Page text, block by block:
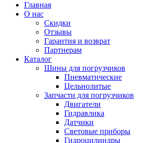
Главная
О нас
Скидки
Отзывы
Гарантия и возврат
Партнерам
Каталог
Шины для погрузчиков
Пневматические
Цельнолитые
Запчасти для погрузчиков
Двигатели
Гидравлика
Датчики
Световые приборы
Гидроцилиндры